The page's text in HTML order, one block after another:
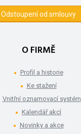
Odstoupení od smlouvy
O FIRMĚ
Profil a historie
Ke stažení
Vnitřní oznamovací systém
Kalendář akcí
Novinky a akce